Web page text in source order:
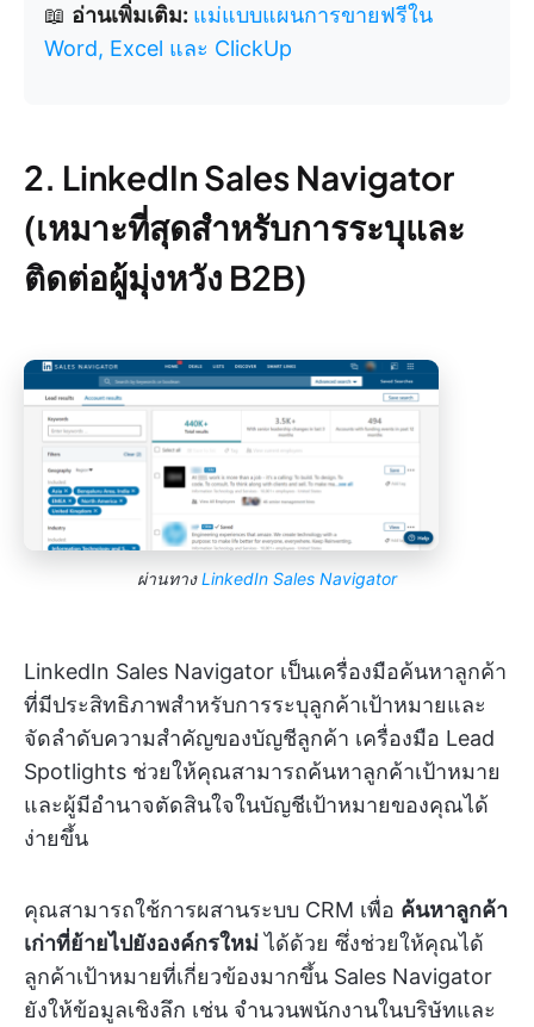
📖 อ่านเพิ่มเติม: แม่แบบแผนการขายฟรีใน
Word, Excel และ ClickUp
2. LinkedIn Sales Navigator
(เหมาะที่สุดสำหรับการระบุและ
ติดต่อผู้มุ่งหวัง B2B)
ผ่านทางLinkedIn Sales Navigator
LinkedIn Sales Navigator เป็นเครื่องมือค้นหาลูกค้า
ที่มีประสิทธิภาพสำหรับการระบุลูกค้าเป้าหมายและ
จัดลำดับความสำคัญของบัญชีลูกค้า เครื่องมือ Lead
Spotlights ช่วยให้คุณสามารถค้นหาลูกค้าเป้าหมาย
และผู้มีอำนาจตัดสินใจในบัญชีเป้าหมายของคุณได้
ง่ายขึ้น
คุณสามารถใช้การผสานระบบ CRM เพื่อ ค้นหาลูกค้า
เก่าที่ย้ายไปยังองค์กรใหม่ได้ด้วย ซึ่งช่วยให้คุณได้
ลูกค้าเป้าหมายที่เกี่ยวข้องมากขึ้น Sales Navigator
ยังให้ข้อมูลเชิงลึก เช่น จำนวนพนักงานในบริษัทและ